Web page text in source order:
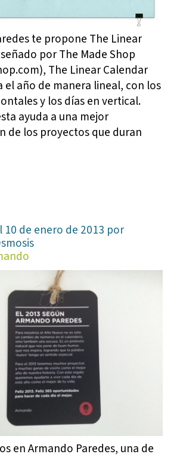
te propone The Linear
por The Made Shop
The Linear Calendar
el año de manera lineal, con los
y los días en vertical.
ayuda a una mejor
de los proyectos que duran
10 de enero de 2013 por
en Armando Paredes, una de